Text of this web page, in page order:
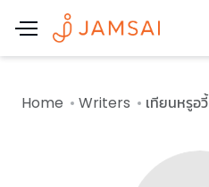
Home Writers เทียนหรูอวี้